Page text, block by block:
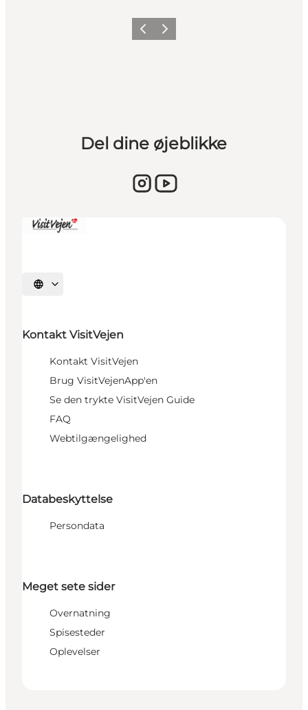
Vorherige Folie
Nächste Folie
Del dine øjeblikke
Sprache auswählen
Kontakt VisitVejen
Kontakt VisitVejen
Brug VisitVejenApp'en
Se den trykte VisitVejen Guide
FAQ
Webtilgængelighed
Databeskyttelse
Persondata
Meget sete sider
Overnatning
Spisesteder
Oplevelser